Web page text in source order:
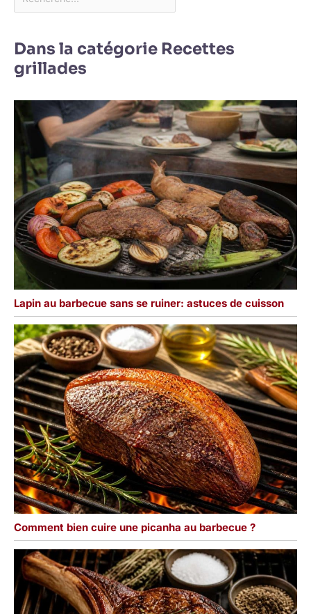
Dans la catégorie Recettes
grillades
Lapin au barbecue sans se ruiner: astuces de cuisson
Comment bien cuire une picanha au barbecue ?